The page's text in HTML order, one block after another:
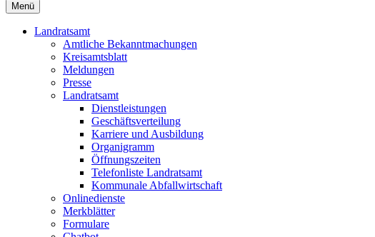
Menü
Landratsamt
Amtliche Bekanntmachungen
Kreisamtsblatt
Meldungen
Presse
Landratsamt
Dienstleistungen
Geschäftsverteilung
Karriere und Ausbildung
Organigramm
Öffnungszeiten
Telefonliste Landratsamt
Kommunale Abfallwirtschaft
Onlinedienste
Merkblätter
Formulare